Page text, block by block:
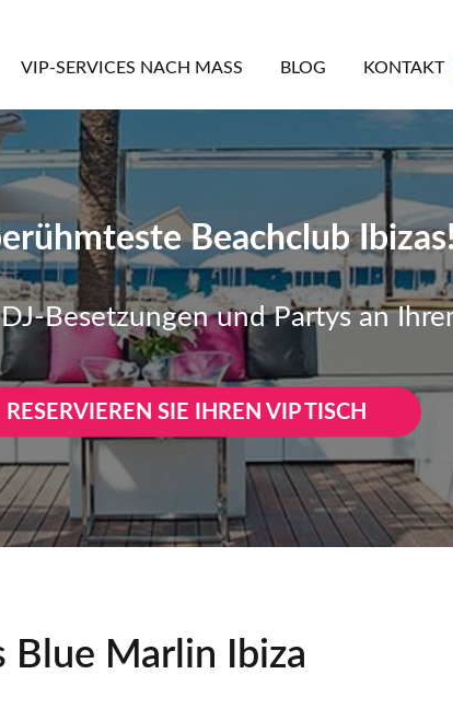
VIP-SERVICES NACH MASS BLOG KONTAKT
Beachclub
Besetzungen und Partys an
RESERVIEREN SIE IHREN VIP TISCH
Blue Marlin Ibiza